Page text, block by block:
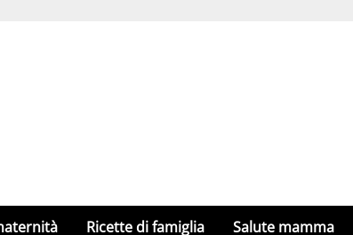
Ricette di famiglia Salute mamma